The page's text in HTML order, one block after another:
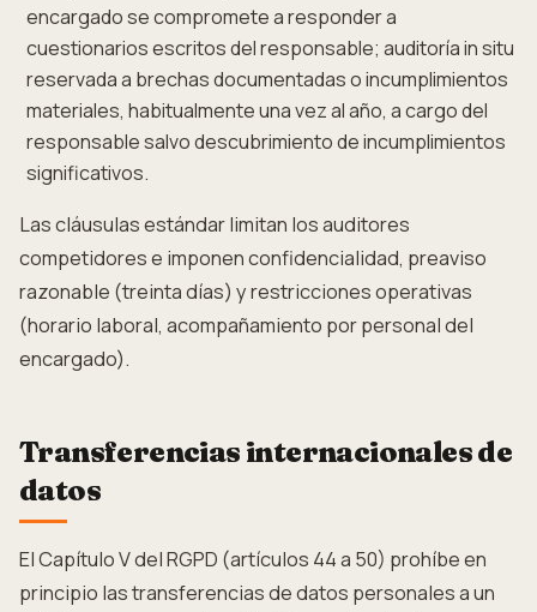
encargado se compromete a responder a
cuestionarios escritos del responsable; auditoría in situ
reservada a brechas documentadas o incumplimientos
materiales, habitualmente una vez al año, a cargo del
responsable salvo descubrimiento de incumplimientos
significativos.
Las cláusulas estándar limitan los auditores
competidores e imponen confidencialidad, preaviso
razonable (treinta días) y restricciones operativas
(horario laboral, acompañamiento por personal del
encargado).
Transferencias internacionales de
datos
El Capítulo V del RGPD (artículos 44 a 50) prohíbe en
principio las transferencias de datos personales a un